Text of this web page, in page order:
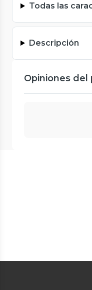
Todas las
Descripción
Opiniones